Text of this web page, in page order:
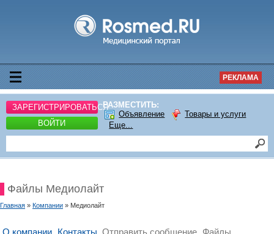
РЕКЛАМА
ЗАРЕГИСТРИРОВАТЬСЯ
ВОЙТИ
РАЗМЕСТИТЬ:
Объявление
Товары и услуги
Еще...
Файлы Медиолайт
Главная » Компании » Медиолайт
О компании Контакты Отправить сообщение Файлы